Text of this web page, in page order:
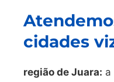
cidades
região de Juara: a